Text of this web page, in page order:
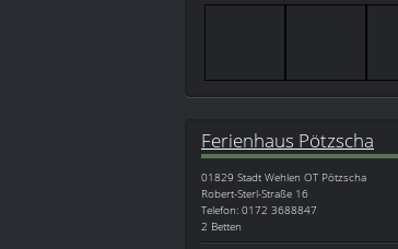
Ferienhaus Pötzscha
01829 Stadt Wehlen OT Pötzscha
Robert-Sterl-Straße 16
Telefon: 0172 3688847
2 Betten